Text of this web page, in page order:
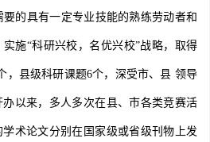
具有一定专业技能的熟练劳动者和
施“科研兴校，名优兴校”战略，取得
，县级科研课题6个，深受市、县 领导
以来，多人多次在县、市各类竞赛活
术论文分别在国家级或省级刊物上发